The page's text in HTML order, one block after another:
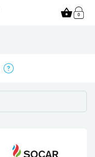
shopping_basket